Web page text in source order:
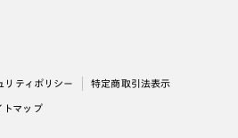
リティポリシー 特定商取引法表示
トマップ